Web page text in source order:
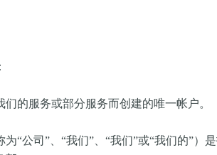
的服务或部分服务而创建的唯一帐户。
“公司”、“我们”、“我们”或“我们的”）